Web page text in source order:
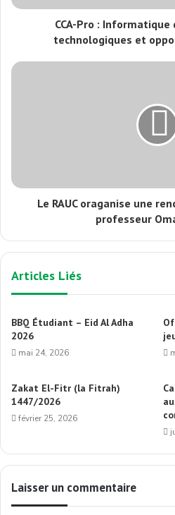
CCA-Pro :
technologiques et
Le RAUC oraganise une
professeur
Articles Liés
BBQ Étudiant – Eid Al Adha
2026
mai 24, 2026
Zakat El-Fitr (la Fitrah)
1447/2026
février 25, 2026
Laisser un commentaire